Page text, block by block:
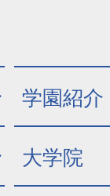
学園紹介
大学院